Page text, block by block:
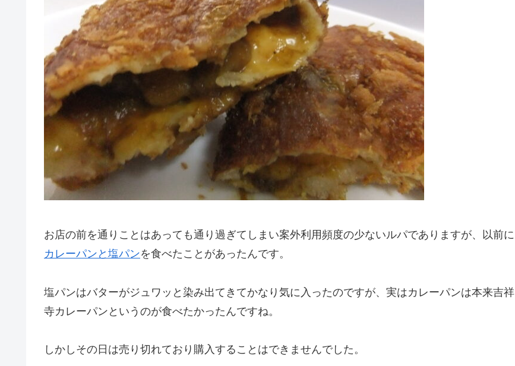
お店の前を通りことはあっても通り過ぎてしまい案外利用頻度の少ないルパでありますが、以前に
カレーパンと塩パンを食べたことがあったんです。
塩パンはバターがジュワッと染み出てきてかなり気に入ったのですが、実はカレーパンは本来吉祥
寺カレーパンというのが食べたかったんですね。
しかしその日は売り切れており購入することはできませんでした。